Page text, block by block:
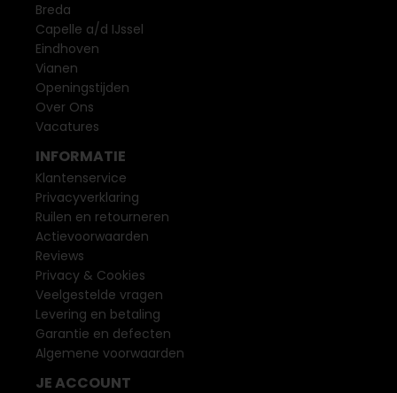
Breda
Capelle a/d IJssel
Eindhoven
Vianen
Openingstijden
Over Ons
Vacatures
INFORMATIE
Klantenservice
Privacyverklaring
Ruilen en retourneren
Actievoorwaarden
Reviews
Privacy & Cookies
Veelgestelde vragen
Levering en betaling
Garantie en defecten
Algemene voorwaarden
JE ACCOUNT